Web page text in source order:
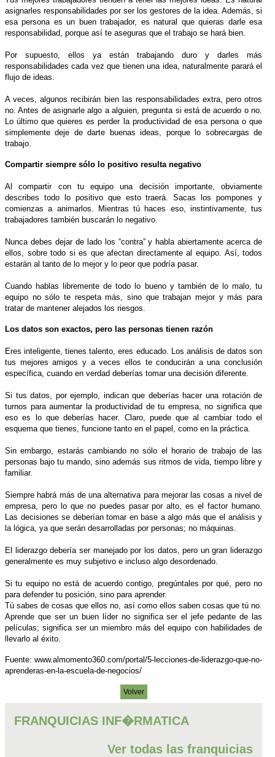
asignarles responsabilidades por ser los gestores de la idea. Además, si
esa persona es un buen trabajador, es natural que quieras darle esa
responsabilidad, porque así te aseguras que el trabajo se hará bien.
Por supuesto, ellos ya están trabajando duro y darles más
responsabilidades cada vez que tienen una idea, naturalmente parará el
flujo de ideas.
A veces, algunos recibirán bien las responsabilidades extra, pero otros
no. Antes de asignarle algo a alguien, pregunta si está de acuerdo o no.
Lo último que quieres es perder la productividad de esa persona o que
simplemente deje de darte buenas ideas, porque lo sobrecargas de
trabajo.
Compartir siempre sólo lo positivo resulta negativo
Al compartir con tu equipo una decisión importante, obviamente
describes todo lo positivo que esto traerá. Sacas los pompones y
comienzas a animarlos. Mientras tú haces eso, instintivamente, tus
trabajadores también buscarán lo negativo.
Nunca debes dejar de lado los “contra” y habla abiertamente acerca de
ellos, sobre todo si es que afectan directamente al equipo. Así, todos
estarán al tanto de lo mejor y lo peor que podría pasar.
Cuando hablas libremente de todo lo bueno y también de lo malo, tu
equipo no sólo te respeta más, sino que trabajan mejor y más para
tratar de mantener alejados los riesgos.
Los datos son exactos, pero las personas tienen razón
Eres inteligente, tienes talento, eres educado. Los análisis de datos son
tus mejores amigos y a veces ellos te conducirán a una conclusión
específica, cuando en verdad deberías tomar una decisión diferente.
Si tus datos, por ejemplo, indican que deberías hacer una rotación de
turnos para aumentar la productividad de tu empresa, no significa que
eso es lo que deberías hacer. Claro, puede que al cambiar todo el
esquema que tienes, funcione tanto en el papel, como en la práctica.
Sin embargo, estarás cambiando no sólo el horario de trabajo de las
personas bajo tu mando, sino además sus ritmos de vida, tiempo libre y
familiar.
Siempre habrá más de una alternativa para mejorar las cosas a nivel de
empresa, pero lo que no puedes pasar por alto, es el factor humano.
Las decisiones se deberían tomar en base a algo más que el análisis y
la lógica, ya que serán desarrolladas por personas; no máquinas.
El liderazgo debería ser manejado por los datos, pero un gran liderazgo
generalmente es muy subjetivo e incluso algo desordenado.
Si tu equipo no está de acuerdo contigo, pregúntales por qué, pero no
para defender tu posición, sino para aprender.
Tú sabes de cosas que ellos no, así como ellos saben cosas que tú no.
Aprende que ser un buen líder no significa ser el jefe pedante de las
películas; significa ser un miembro más del equipo con habilidades de
llevarlo al éxito.
Fuente: www.almomento360.com/portal/5-lecciones-de-liderazgo-que-no-
aprenderas-en-la-escuela-de-negocios/
Volver
FRANQUICIAS INF�RMATICA
Ver todas las franquicias